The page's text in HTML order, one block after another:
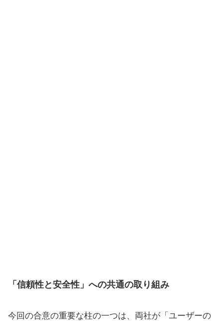
「信頼性と安全性」への共通の取り組み
今回の合意の重要な柱の一つは、両社が「ユーザーの